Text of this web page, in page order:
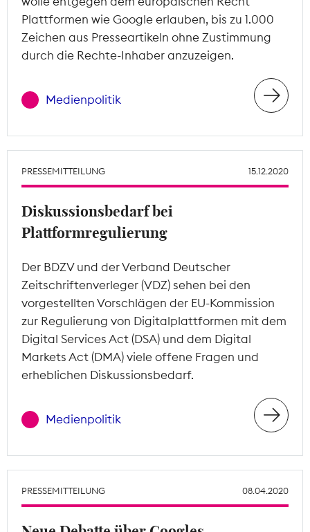
Plattformen wie Google erlauben, bis zu 1.000
Zeichen aus Presseartikeln ohne Zustimmung
durch die Rechte-Inhaber anzuzeigen.
Medienpolitik
PRESSEMITTEILUNG 15.12.2020
Diskussionsbedarf bei
Plattformregulierung
Der BDZV und der Verband Deutscher
Zeitschriftenverleger (VDZ) sehen bei den
vorgestellten Vorschlägen der EU-Kommission
zur Regulierung von Digitalplattformen mit dem
Digital Services Act (DSA) und dem Digital
Markets Act (DMA) viele offene Fragen und
erheblichen Diskussionsbedarf.
Medienpolitik
PRESSEMITTEILUNG 08.04.2020